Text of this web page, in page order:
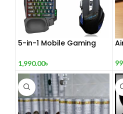
5-in-1 Mobile Gaming
1,990.00৳